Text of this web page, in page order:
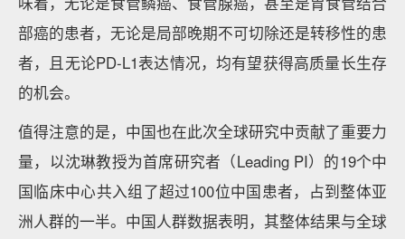
部癌的患者，无论是局部晚期不可切除还是转移性的患
者，且无论PD-L1表达情况，均有望获得高质量长生存
的机会。
值得注意的是，中国也在此次全球研究中贡献了重要力
量，以沈琳教授为首席研究者（Leading PI）的19个中
国临床中心共入组了超过100位中国患者，占到整体亚
洲人群的一半。中国人群数据表明，其整体结果与全球